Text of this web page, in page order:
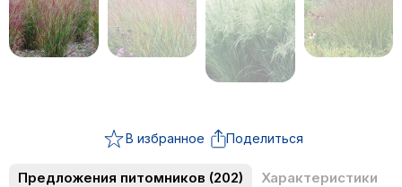
В избранное Поделиться
Предложения питомников (202)
Характеристики